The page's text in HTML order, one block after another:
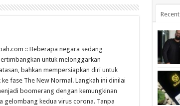
:: Beberapa negara sedang
untuk melonggarkan
bahkan mempersiapkan diri untuk
ke fase The New Normal. Langkah ini dinilai
boomerang dengan kemungkinan
gelombang kedua virus corona. Tanpa
Recent